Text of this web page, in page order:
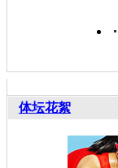
体坛花絮